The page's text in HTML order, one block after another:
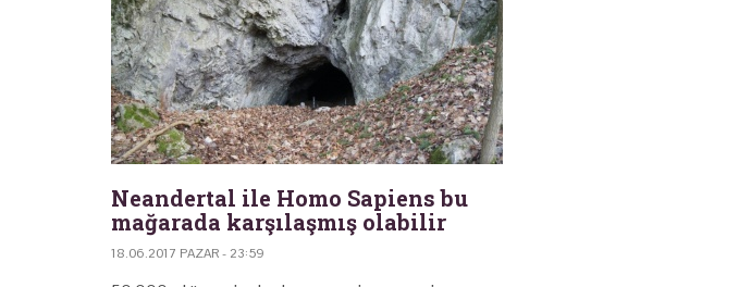
Neandertal ile Homo Sapiens bu
mağarada karşılaşmış olabilir
18.06.2017 PAZAR - 23:59